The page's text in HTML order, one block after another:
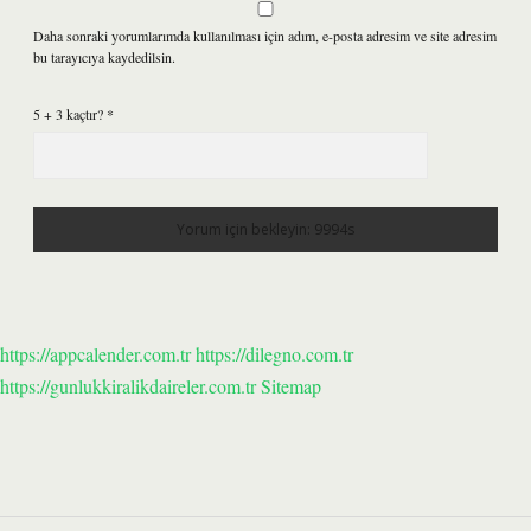
Daha sonraki yorumlarımda kullanılması için adım, e-posta adresim ve site adresim
bu tarayıcıya kaydedilsin.
5 + 3 kaçtır? *
https://appcalender.com.trhttps://dilegno.com.tr
https://gunlukkiralikdaireler.com.trSitemap